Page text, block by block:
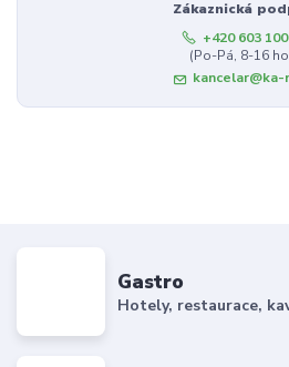
Zákaznická
+420 603
(Po-Pá, 8-16
kancelar@ka-
Gastro
Hotely, restaurace,